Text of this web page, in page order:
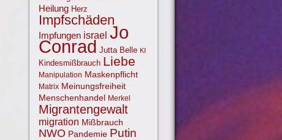
Heilung Herz
Impfschäden
Impfungen israel Jo
Conrad Jutta Belle KI
Kindesmißbrauch Liebe
Manipulation Maskenpflicht
Matrix Meinungsfreiheit
Menschenhandel Merkel
Migrantengewalt
migration Mißbrauch
NWO Pandemie Putin